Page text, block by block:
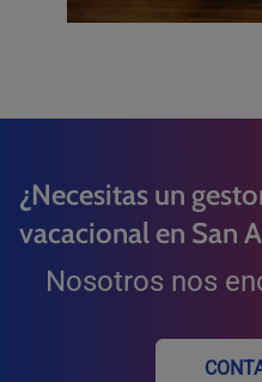
¿Necesitas un
vacacional en San
Nosotros nos